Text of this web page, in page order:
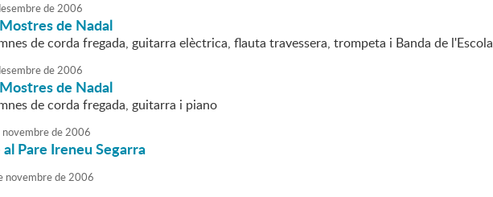
de2006
de Nadal
de corda fregada, guitarra elèctrica, flauta travessera, trompeta i Banda de l'Escola
de2006
de Nadal
de corda fregada, guitarra i piano
novembrede2006
Pare Ireneu Segarra
novembrede2006